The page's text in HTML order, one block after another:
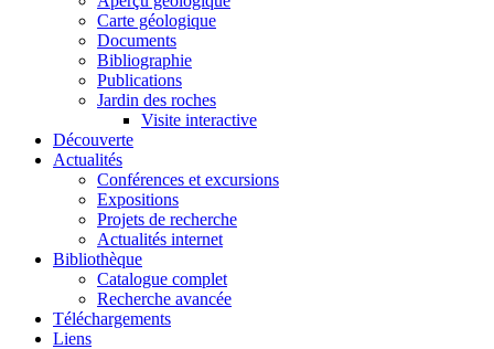
Carte géologique
Documents
Bibliographie
Publications
Jardin des roches
Visite interactive
Découverte
Actualités
Conférences et excursions
Expositions
Projets de recherche
Actualités internet
Bibliothèque
Catalogue complet
Recherche avancée
Téléchargements
Liens